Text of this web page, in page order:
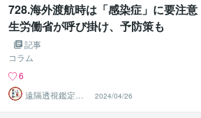
728.海外渡航時は「感染症」に要注
生労働省が呼び掛け、予防策も
記事
コラム
6
遠隔透視鑑定
師・すずか✡
2024/04/26